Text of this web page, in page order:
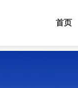
首页